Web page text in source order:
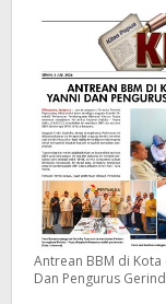
Antrean BBM di Kota
Dan Pengurus